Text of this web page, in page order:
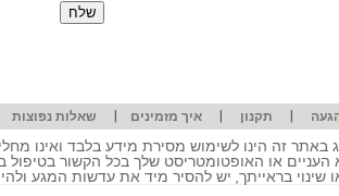
| תקנון |איך מזמינים | שאלות נפוצות
באתר זה הינו לשימוש מסירת מידע בלבד ואינו
העניים או האופטומטריסט שלך בכל הקשור
שינוי בראייתך, יש להסיר מיד את עדשות המגע